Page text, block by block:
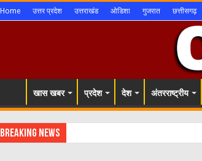
Home उत्तर प्रदेश उत्तराखंड ओडिशा गुजरात छत्तीसगढ़
खास खबर प्रदेश देश अंतरराष्ट्रीय
Breaking News